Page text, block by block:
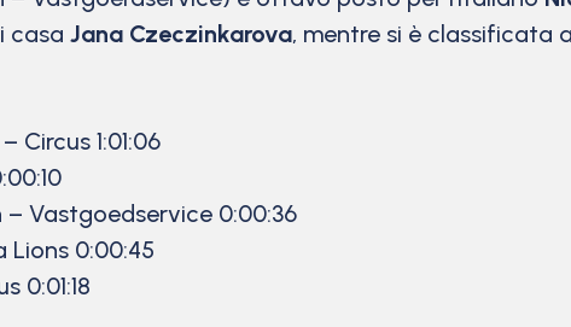
casa Jana Czeczinkarova, mentre si è classificata
Circus 1:01:06
– Vastgoedservice 0:00:36
Lions 0:00:45
0:01:18